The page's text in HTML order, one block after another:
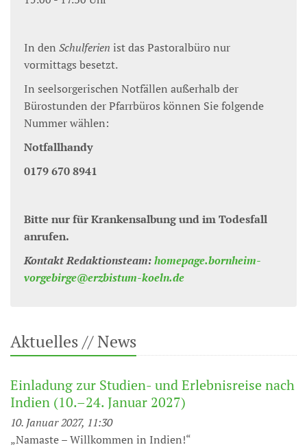
In den Schulferien ist das Pastoralbüro nur
vormittags besetzt.
In seelsorgerischen Notfällen außerhalb der
Bürostunden der Pfarrbüros können Sie folgende
Nummer wählen:
Notfallhandy
0179 670 8941
Bitte nur für Krankensalbung und im Todesfall
anrufen.
Kontakt Redaktionsteam:homepage.bornheim-
vorgebirge@erzbistum-koeln.de
Aktuelles // News
Einladung zur Studien- und Erlebnisreise nach
Indien (10.–24. Januar 2027)
10. Januar 2027, 11:30
„Namaste – Willkommen in Indien!“